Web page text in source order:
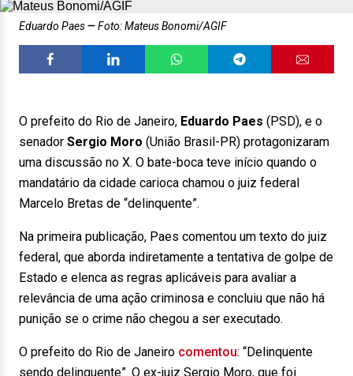
Eduardo Paes Foto: Mateus Bonomi/AGIF
O prefeito do Rio de Janeiro, Eduardo Paes (PSD), e o
senador Sergio Moro (União Brasil-PR) protagonizaram
uma discussão no X. O bate-boca teve início quando o
mandatário da cidade carioca chamou o juiz federal
Marcelo Bretas de “delinquente”.
Na primeira publicação, Paes comentou um texto do juiz
federal, que aborda indiretamente a tentativa de golpe de
Estado e elenca as regras aplicáveis para avaliar a
relevância de uma ação criminosa e concluiu que não há
punição se o crime não chegou a ser executado.
O prefeito do Rio de Janeiro comentou: “Delinquente
sendo delinquente”. O ex-juiz Sergio Moro, que foi